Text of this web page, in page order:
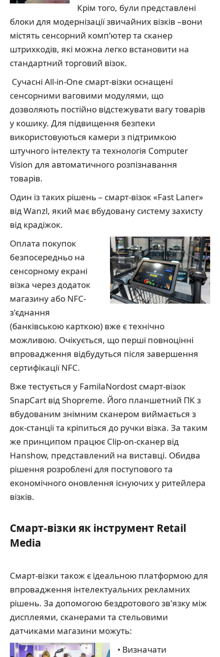
Крім того, були представлені
блоки для модернізації звичайних візків –вони
містять сенсорний комп’ютер та сканер
штрихкодів, які можна легко встановити на
стандартний торговий візок.
Сучасні All-in-One смарт-візки оснащені
сенсорними ваговими модулями, що
дозволяють постійно відстежувати вагу товарів
у кошику. Для підвищення безпеки
використовуються камери з підтримкою
штучного інтелекту та технологія Computer
Vision для автоматичного розпізнавання
товарів.
Один із таких рішень – смарт-візок «Fast Laner»
від Wanzl, який має вбудовану систему захисту
від крадіжок.
Оплата покупок
безпосередньо на
сенсорному екрані
візка через додаток
магазину або NFC-
з'єднання
(банківською карткою) вже є технічно
можливою. Очікується, що перші повноцінні
впровадження відбудуться після завершення
сертифікації NFC.
Вже тестується у FamilaNordost смарт-візок
SnapCart від Shopreme. Його планшетний ПК з
вбудованим знімним сканером виймається з
док-станції та кріпиться до ручки візка. За таким
же принципом працює Clip-on-сканер від
Hanshow, представлений на виставці. Обидва
рішення розроблені для поступового та
економічного оновлення існуючих у ритейлера
візків.
Смарт-візки як інструмент Retail
Media
Смарт-візки також є ідеальною платформою для
впровадження інтелектуальних рекламних
рішень. За допомогою бездротового зв'язку між
дисплеями, сканерами та стельовими
датчиками магазини можуть:
• Визначати